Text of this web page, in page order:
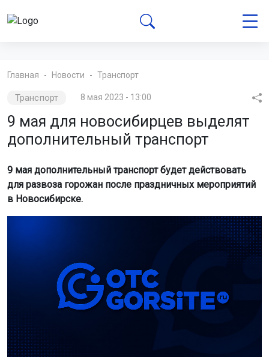
Главная Новости Транспорт
Транспорт 8 мая 2023 - 13:00
9 мая для новосибирцев выделят
дополнительный транспорт
9 мая дополнительный транспорт будет действовать
для развоза горожан после праздничных мероприятий
в Новосибирске.